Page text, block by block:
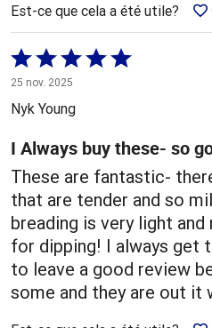
Est-ce que cela a été utile?
Coté
5 sur
5
25 nov. 2025
Nyk Young
I Always buy these- so
These are fantastic-
that are tender and so
breading is very light
for dipping! I always get
to leave a good review
some and they are out it